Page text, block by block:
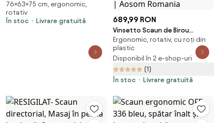
75 x 76 cm PU
76×63×75 cm, ergonomic,
rotativ
În stoc
Livrare gratuită 689,99 RON
Vinsetto Scaun de Birou
Ergonomic, Rotativ și Înclinabil,
din Țesătură cu Aspect de In,
cu Tetieră, Bej | Aosom Romania
Ergonomic, rotativ, cu roți din
plastic
Disponibil în 2 e-shop-uri
(1)
În stoc
Livrare gratuită